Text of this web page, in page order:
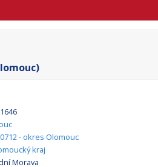
- okres Olomouc
kraj
Morava